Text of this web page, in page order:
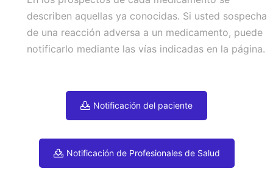
describen aquellas ya conocidas. Si usted sospecha
de una reacción adversa a un medicamento, puede
notificarlo mediante las vías indicadas en la página.
Notificación del paciente
Notificación de Profesionales de Salud